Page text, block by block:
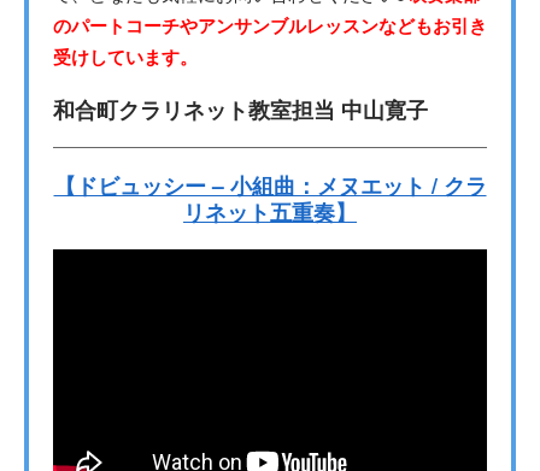
のパートコーチやアンサンブルレッスンなどもお引き
受けしています。
和合町クラリネット教室担当 中山寛子
【ドビュッシー – 小組曲：メヌエット / クラ
リネット五重奏】